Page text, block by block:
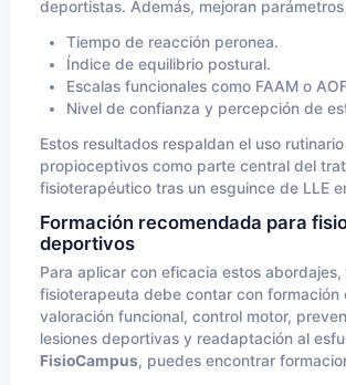
deportistas. Además, mejoran
Tiempo de reacción peronea.
Índice de equilibrio postural.
Escalas funcionales como FAAM o
Nivel de confianza y percepción de
Estos resultados respaldan el uso
propioceptivos como parte central del
fisioterapéutico tras un esguince de LLE
Formación recomendada para
deportivos
Para aplicar con eficacia estos abordajes,
fisioterapeuta debe contar con formación
valoración funcional, control motor,
lesiones deportivas y readaptación al
FisioCampus, puedes encontrar